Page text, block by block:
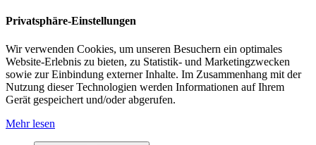
Privatsphäre-Einstellungen
Wir verwenden Cookies, um unseren Besuchern ein optimales
Website-Erlebnis zu bieten, zu Statistik- und Marketingzwecken
sowie zur Einbindung externer Inhalte. Im Zusammenhang mit der
Nutzung dieser Technologien werden Informationen auf Ihrem
Gerät gespeichert und/oder abgerufen.
Mehr lesen